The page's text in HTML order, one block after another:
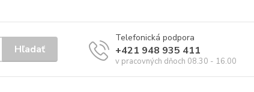
Hľadať
Telefonická podpora
+421 948 935 411
v pracovných dňoch 08.30 - 16.00